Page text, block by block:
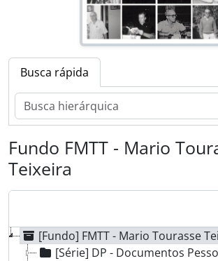
Busca rápida
Fundo FMTT - Mario
Teixeira
[Fundo] FMTT - Mario Tourasse
[Série] DP - Documentos